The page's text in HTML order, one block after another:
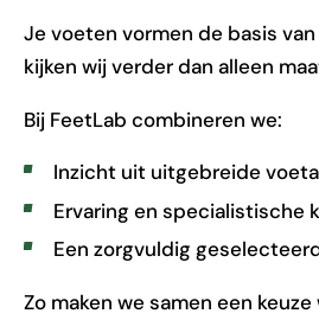
Je voeten vormen de basis
kijken wij verder dan alleen
Bij FeetLab combineren we:
Inzicht uit uitgebreide
Ervaring en specialistische
Een zorgvuldig
Zo maken we samen een